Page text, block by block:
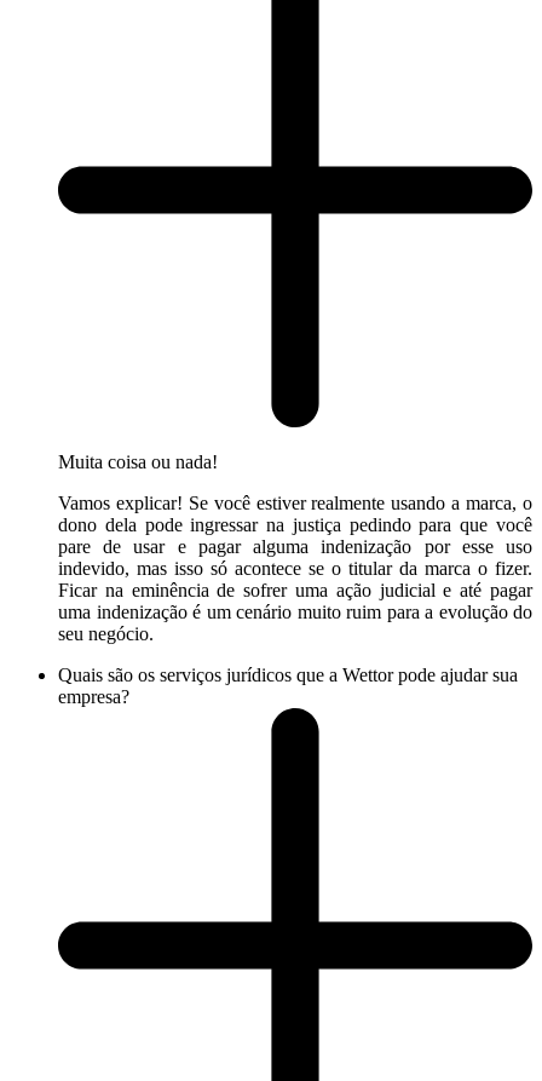
Muita coisa ou nada!
Vamos explicar! Se você estiver realmente usando a marca, o
dono dela pode ingressar na justiça pedindo para que você
pare de usar e pagar alguma indenização por esse uso
indevido, mas isso só acontece se o titular da marca o fizer.
Ficar na eminência de sofrer uma ação judicial e até pagar
uma indenização é um cenário muito ruim para a evolução do
seu negócio.
Quais são os serviços jurídicos que a Wettor pode ajudar sua
empresa?